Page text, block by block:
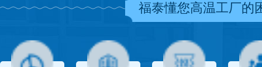
福泰懂您高温工厂的